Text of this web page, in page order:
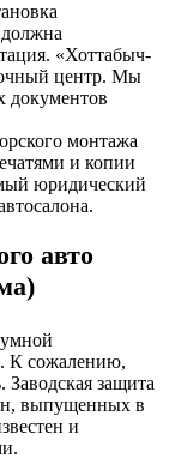
«Хоттабыч-
центр. Мы
документов
монтажа
и копии
юридический
авто
К сожалению,
Заводская защита
выпущенных в
и